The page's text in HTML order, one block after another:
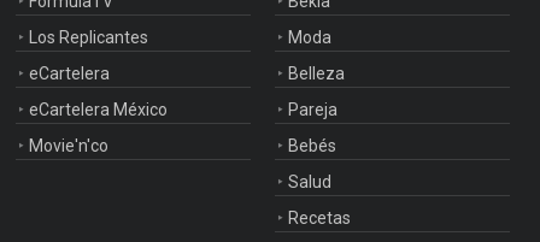
Los Replicantes
eCartelera
eCartelera México
Movie'n'co
Moda
Belleza
Pareja
Bebés
Salud
Recetas